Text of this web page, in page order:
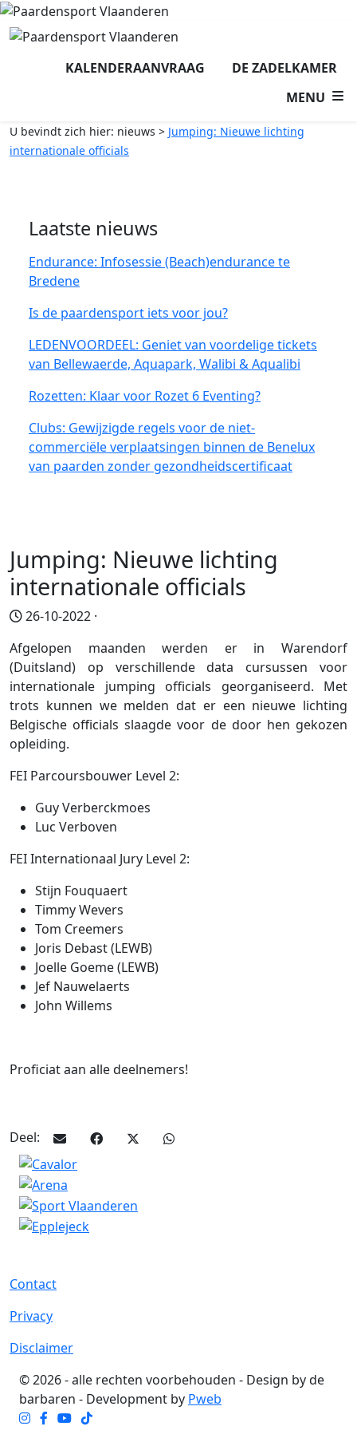
KALENDERAANVRAAG
DE ZADELKAMER
MENU
U bevindt zich hier: nieuws > Jumping: Nieuwe lichting
internationale officials
Laatste nieuws
Endurance: Infosessie (Beach)endurance te
Bredene
Is de paardensport iets voor jou?
LEDENVOORDEEL: Geniet van voordelige tickets
van Bellewaerde, Aquapark, Walibi & Aqualibi
Rozetten: Klaar voor Rozet 6 Eventing?
Clubs: Gewijzigde regels voor de niet-
commerciële verplaatsingen binnen de Benelux
van paarden zonder gezondheidscertificaat
Jumping: Nieuwe lichting
internationale officials
26-10-2022 ·
Afgelopen maanden werden er in Warendorf
(Duitsland) op verschillende data cursussen voor
internationale jumping officials georganiseerd. Met
trots kunnen we melden dat er een nieuwe lichting
Belgische officials slaagde voor de door hen gekozen
opleiding.
FEI Parcoursbouwer Level 2:
Guy Verberckmoes
Luc Verboven
FEI Internationaal Jury Level 2:
Stijn Fouquaert
Timmy Wevers
Tom Creemers
Joris Debast (LEWB)
Joelle Goeme (LEWB)
Jef Nauwelaerts
John Willems
Proficiat aan alle deelnemers!
Deel:
Contact
Privacy
Disclaimer
© 2026 - alle rechten voorbehouden - Design by de
barbaren - Development by Pweb